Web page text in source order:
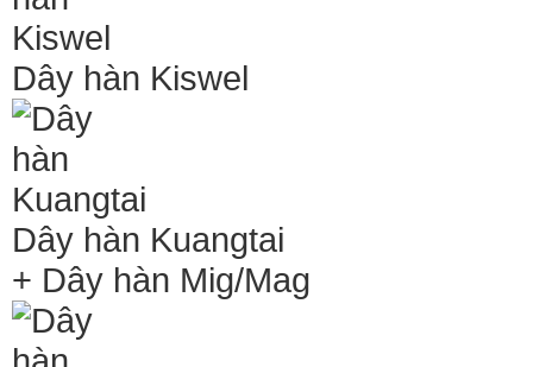
Dây hàn Kiswel
Dây hàn Kuangtai
+ Dây hàn Mig/Mag